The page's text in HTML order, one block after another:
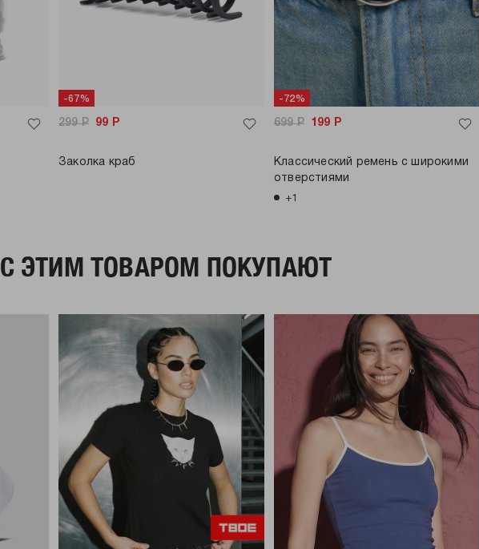
-67%
299Р 99 Р
Заколка краб
-72%
699Р 199 Р
Классический ремень с широкими
отверстиями
+1
C ЭТИМ ТОВАРОМ ПОКУПАЮТ